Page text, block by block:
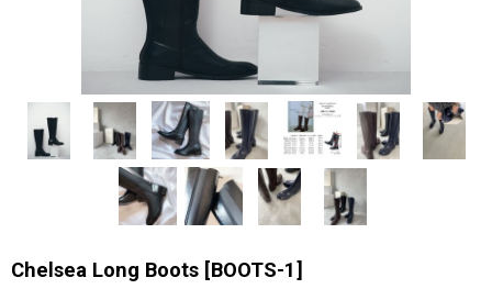
Chelsea Long Boots [BOOTS-1]